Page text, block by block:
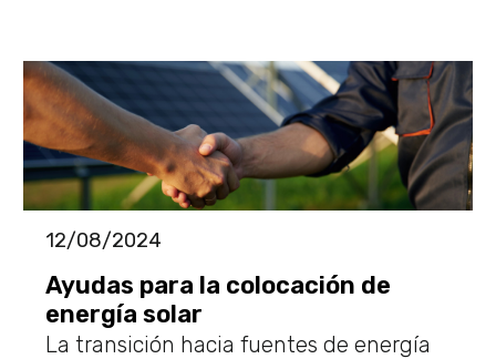
Ayudas para la colocación de
energía solar
12/08/2024
​La transición hacia fuentes de energía